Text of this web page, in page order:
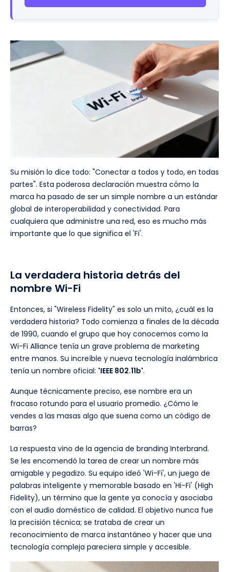
Su misión lo dice todo: "Conectar a todos y todo, en todas
partes". Esta poderosa declaración muestra cómo la
marca ha pasado de ser un simple nombre a un estándar
global de interoperabilidad y conectividad. Para
cualquiera que administre una red, eso es mucho más
importante que lo que significa el 'Fi'.
La verdadera historia detrás del
nombre Wi-Fi
Entonces, si "Wireless Fidelity" es solo un mito, ¿cuál es la
verdadera historia? Todo comienza a finales de la década
de 1990, cuando el grupo que hoy conocemos como la
Wi-Fi Alliance tenía un grave problema de marketing
entre manos. Su increíble y nueva tecnología inalámbrica
tenía un nombre oficial: 'IEEE 802.11b'.
Aunque técnicamente preciso, ese nombre era un
fracaso rotundo para el usuario promedio. ¿Cómo le
vendes a las masas algo que suena como un código de
barras?
La respuesta vino de la agencia de branding Interbrand.
Se les encomendó la tarea de crear un nombre más
amigable y pegadizo. Su equipo ideó 'Wi-Fi', un juego de
palabras inteligente y memorable basado en 'Hi-Fi' (High
Fidelity), un término que la gente ya conocía y asociaba
con el audio doméstico de calidad. El objetivo nunca fue
la precisión técnica; se trataba de crear un
reconocimiento de marca instantáneo y hacer que una
tecnología compleja pareciera simple y accesible.